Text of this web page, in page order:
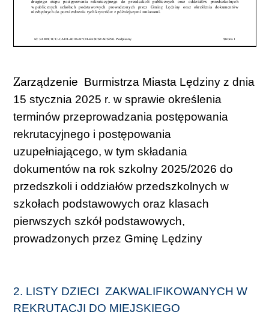
Zarządzenie Burmistrza Miasta Lędziny z dnia
15 stycznia 2025 r. w sprawie określenia
terminów przeprowadzania postępowania
rekrutacyjnego i postępowania
uzupełniającego, w tym składania
dokumentów na rok szkolny 2025/2026 do
przedszkoli i oddziałów przedszkolnych w
szkołach podstawowych oraz klasach
pierwszych szkół podstawowych,
prowadzonych przez Gminę Lędziny
2. LISTY DZIECI ZAKWALIFIKOWANYCH W
REKRUTACJI DO MIEJSKIEGO